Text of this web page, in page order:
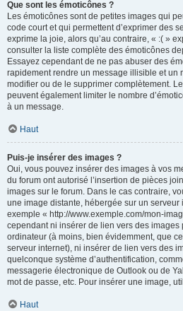
Que sont les émoticônes ?
Les émoticônes sont de petites images qui
code court et qui permettent d’exprimer des
exprime la joie, alors qu’au contraire, « :( »
consulter la liste complète des émoticônes
Essayez cependant de ne pas abuser des
rapidement rendre un message illisible et un
modifier ou de le supprimer complètement.
peuvent également limiter le nombre
à un message.
Haut
Puis-je insérer des images ?
Oui, vous pouvez insérer des images à vos
du forum ont autorisé l’insertion de pièces
images sur le forum. Dans le cas contraire,
une image distante, hébergée sur un serveur
exemple « http://www.exemple.com/mon-
cependant ni insérer de lien vers des images
ordinateur (à moins, bien évidemment, que
serveur internet), ni insérer de lien vers des
quelconque système d’authentification,
messagerie électronique de Outlook ou de
mot de passe, etc. Pour insérer une image,
Haut